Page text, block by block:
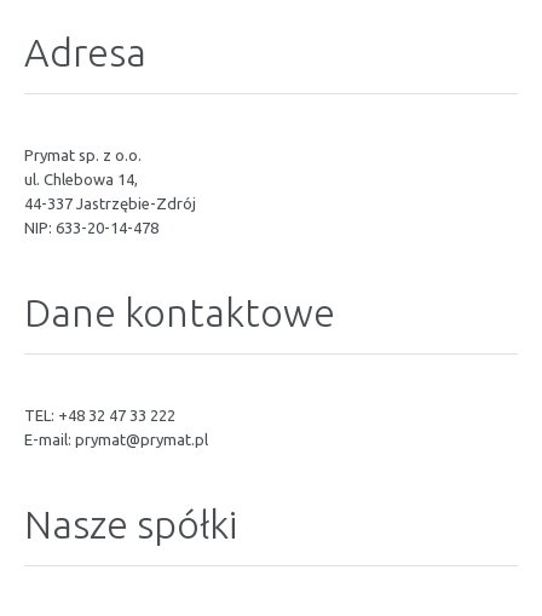
Adresa
Prymat sp. z o.o.
ul. Chlebowa 14,
44-337 Jastrzębie-Zdrój
NIP: 633-20-14-478
Dane kontaktowe
TEL: +48 32 47 33 222
E-mail: prymat@prymat.pl
Nasze spółki